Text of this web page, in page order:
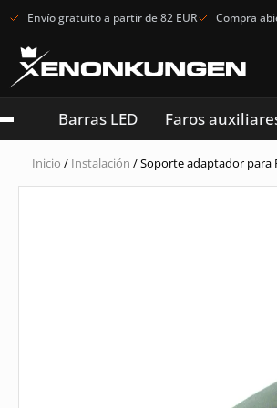
Envío gratuito a partir de 82 EUR Compra
Barras LED Faros
Inicio / Instalación / Soporte adaptador para